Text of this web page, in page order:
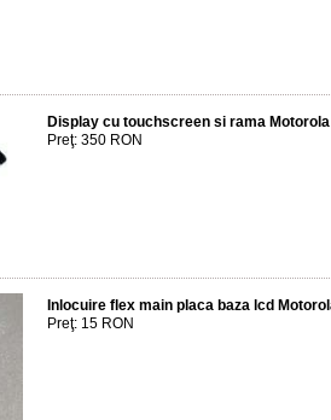
Display cu touchscreen si rama
Preţ: 350 RON
Inlocuire flex main placa baza lcd
Preţ: 15 RON